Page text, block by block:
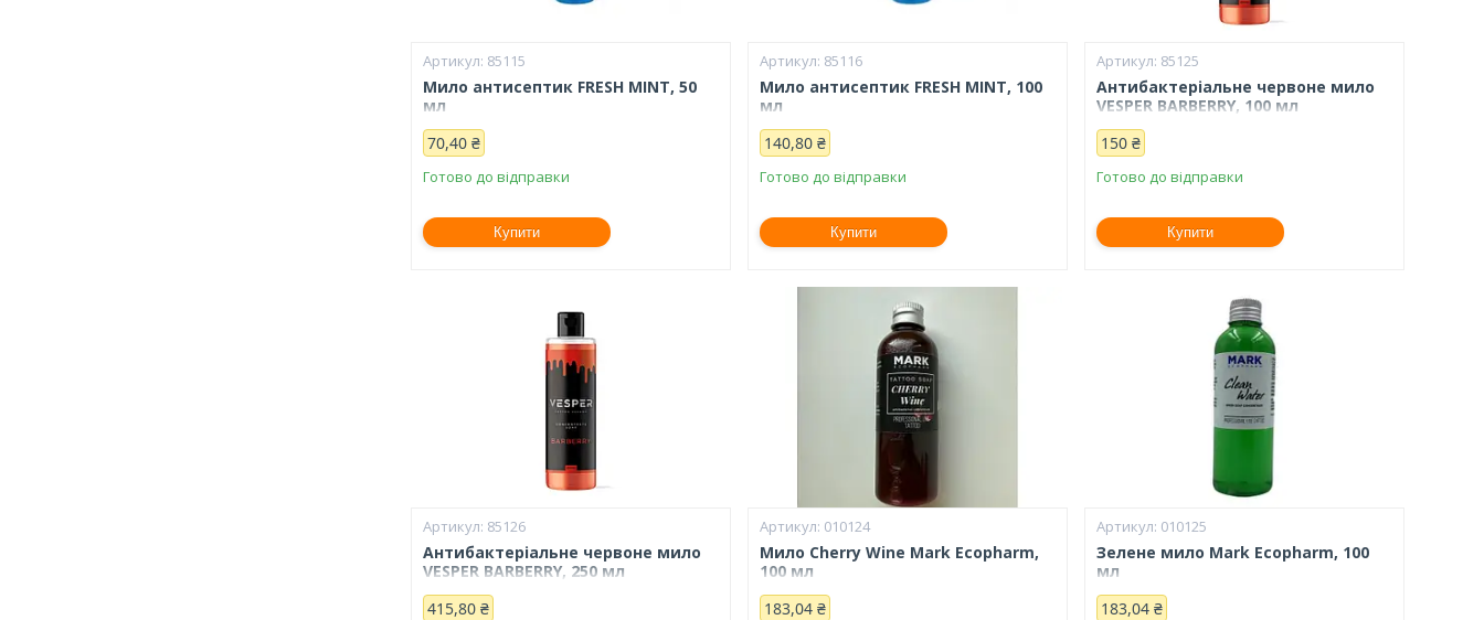
85115
Мило антисептик FRESH MINT, 50
мл
70,40 ₴
Готово до відправки
Купити
85116
Мило антисептик FRESH MINT, 100
мл
140,80 ₴
Готово до відправки
Купити
85125
Антибактеріальне червоне мило
VESPER BARBERRY, 100 мл
150 ₴
Готово до відправки
Купити
85126
Антибактеріальне червоне мило
VESPER BARBERRY, 250 мл
415,80 ₴
010124
Мило Cherry Wine Mark Ecopharm,
100 мл
183,04 ₴
010125
Зелене мило Mark Ecopharm, 100
мл
183,04 ₴